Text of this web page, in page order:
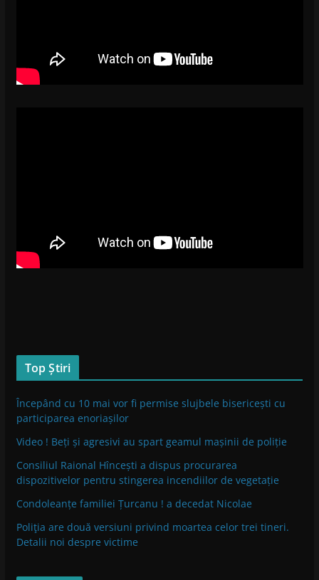
Top Știri
Începând cu 10 mai vor fi permise slujbele bisericești cu
participarea enoriașilor
Video ! Beți și agresivi au spart geamul mașinii de poliție
Consiliul Raional Hîncești a dispus procurarea
dispozitivelor pentru stingerea incendiilor de vegetație
Condoleanțe familiei Țurcanu ! a decedat Nicolae
Poliţia are două versiuni privind moartea celor trei tineri.
Detalii noi despre victime